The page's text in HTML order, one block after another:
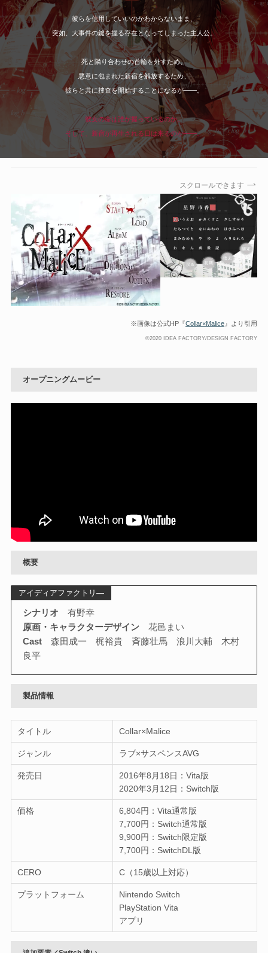
彼らを信用していいのかわからないまま、
突如、大事件の鍵を握る存在となってしまった主人公。
死と隣り合わせの首輪を外すため、
悪意に包まれた新宿を解放するため、
彼らと共に捜査を開始することになるが——。
彼女の命は誰が握っているのか。
そして、新宿が再生される日は来るのか——。
スクロールできます
※画像は公式HP『Collar×Malice 』より引用
©2020 IDEA FACTORY/DESIGN FACTORY
オープニングムービー
概要
アイディアファクトリ―
シナリオ 有野幸
原画・キャラクターデザイン 花邑まい
Cast森田成一 梶裕貴 斉藤壮馬 浪川大輔 木村
良平
製品情報
タイトル Collar×Malice
ジャンル ラブ×サスペンスAVG
発売日
2016年8月18日：Vita版
2020年3月12日：Switch版
価格
6,804円：Vita通常版
7,700円：Switch通常版
9,900円：Switch限定版
7,700円：SwitchDL版
CERO C（15歳以上対応）
プラットフォーム
Nintendo Switch
PlayStation Vita
アプリ